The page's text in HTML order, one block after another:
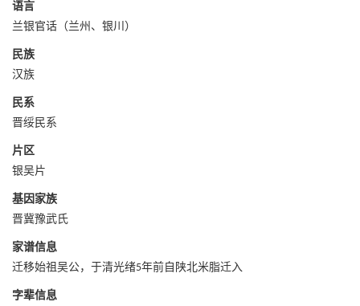
语言
兰银官话（兰州、银川）
民族
汉族
民系
‌晋绥民系
片区
银吴片
基因家族
晋冀豫武氏
家谱信息
迁移始祖吴公，于清光绪5年前自陕北米脂迁入
字辈信息